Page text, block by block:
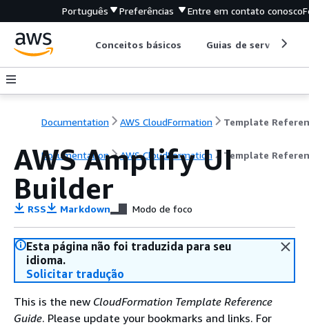
Português Preferências Entre em contato conosco
Conceitos básicos Guias de serviço
Documentation AWS CloudFormation Template
Documentation AWS CloudFormation Template
AWS Amplify UI
Builder
RSS Markdown Modo de foco
Esta página não foi traduzida para seu
idioma.
Solicitar tradução
This is the new CloudFormation Template Reference
Guide. Please update your bookmarks and links. For